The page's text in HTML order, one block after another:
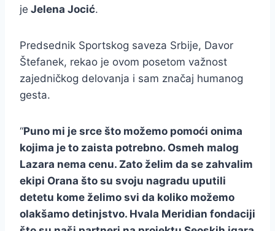
je Jelena Jocić.
Predsednik Sportskog saveza Srbije, Davor
Štefanek, rekao je ovom posetom važnost
zajedničkog delovanja i sam značaj humanog
gesta.
“Puno mi je srce što možemo pomoći onima
kojima je to zaista potrebno. Osmeh malog
Lazara nema cenu. Zato želim da se zahvalim
ekipi Orana što su svoju nagradu uputili
detetu kome želimo svi da koliko možemo
olakšamo detinjstvo. Hvala Meridian fondaciji